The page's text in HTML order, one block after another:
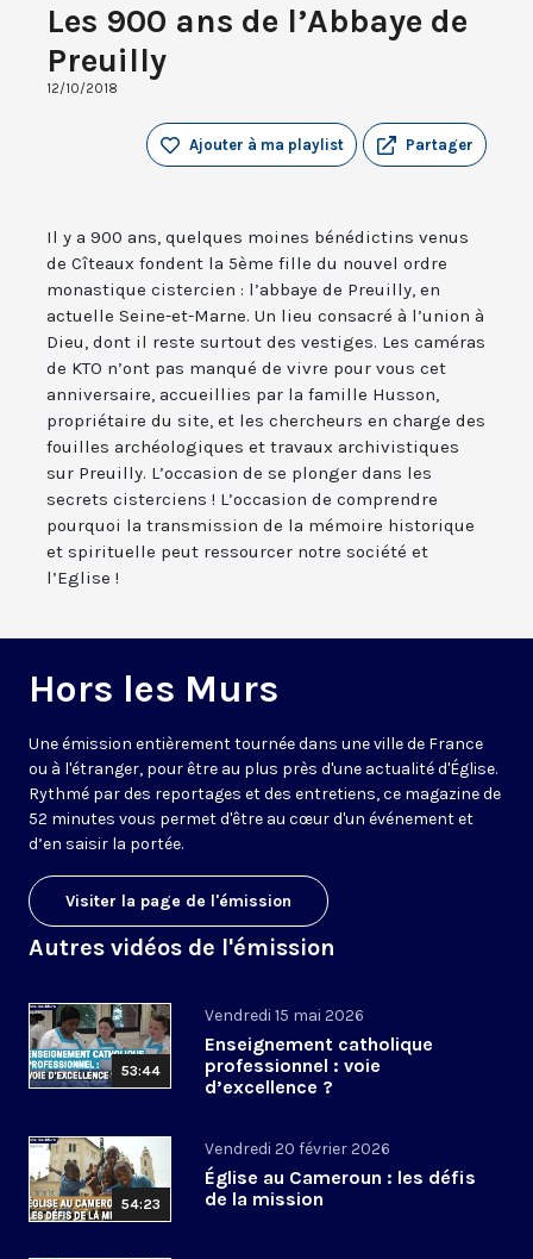
Les 900 ans de l’Abbaye de
Preuilly
12/10/2018
Partager
Ajouter à ma playlist
Il y a 900 ans, quelques moines bénédictins venus
de Cîteaux fondent la 5ème fille du nouvel ordre
monastique cistercien : l’abbaye de Preuilly, en
actuelle Seine-et-Marne. Un lieu consacré à l’union à
Dieu, dont il reste surtout des vestiges. Les caméras
de KTO n’ont pas manqué de vivre pour vous cet
anniversaire, accueillies par la famille Husson,
propriétaire du site, et les chercheurs en charge des
fouilles archéologiques et travaux archivistiques
sur Preuilly. L’occasion de se plonger dans les
secrets cisterciens ! L’occasion de comprendre
pourquoi la transmission de la mémoire historique
et spirituelle peut ressourcer notre société et
l’Eglise !
Hors les Murs
Une émission entièrement tournée dans une ville de France
ou à l'étranger, pour être au plus près d'une actualité d'Église.
Rythmé par des reportages et des entretiens, ce magazine de
52 minutes vous permet d'être au cœur d'un événement et
d’en saisir la portée.
Visiter la page de l'émission
Autres vidéos de l'émission
53:44
Vendredi 15 mai 2026
Enseignement catholique
professionnel : voie
d’excellence ?
54:23
Vendredi 20 février 2026
Église au Cameroun : les défis
de la mission